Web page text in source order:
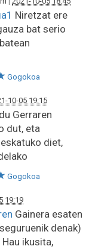
Niretzat ere
bat serio
Gogokoa
10-05 19:15
Gerraren
dut, eta
diet,
Gogokoa
19:19
Gainera esaten
denak)
ikusita,